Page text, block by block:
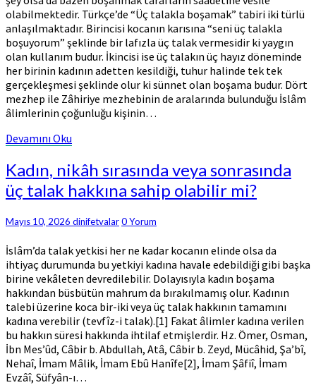
olabilmektedir. Türkçe’de “Üç talakla boşamak” tabiri iki türlü
anlaşılmaktadır. Birincisi kocanın karısına “seni üç talakla
boşuyorum” şeklinde bir lafızla üç talak vermesidir ki yaygın
olan kullanım budur. İkincisi ise üç talakın üç hayız döneminde
her birinin kadının adetten kesildiği, tuhur halinde tek tek
gerçekleşmesi şeklinde olur ki sünnet olan boşama budur. Dört
mezhep ile Zâhiriye mezhebinin de aralarında bulunduğu İslâm
âlimlerinin çoğunluğu kişinin…
Devamını Oku
Kadın,
nikâh
sırasında
sonrasında
talak
hakkına
sahip
olabilir
mi?
Kadın, nikâh sırasında veya sonrasında
üç talak hakkına sahip olabilir mi?
Mayıs 10, 2026 dinifetvalarComments
0 Yorum
İslâm’da talak yetkisi her ne kadar kocanın elinde olsa da
ihtiyaç durumunda bu yetkiyi kadına havale edebildiği gibi başka
birine vekâleten devredilebilir. Dolayısıyla kadın boşama
hakkından büsbütün mahrum da bırakılmamış olur. Kadının
talebi üzerine koca bir-iki veya üç talak hakkının tamamını
kadına verebilir (tevfîz-i talak).[1] Fakat âlimler kadına verilen
bu hakkın süresi hakkında ihtilaf etmişlerdir. Hz. Ömer, Osman,
İbn Mes’ûd, Câbir b. Abdullah, Atâ, Câbir b. Zeyd, Mücâhid, Şa’bî,
Nehaî, İmam Mâlik, İmam Ebû Hanîfe[2], İmam Şâfiî, İmam
Evzâî, Süfyân-ı…